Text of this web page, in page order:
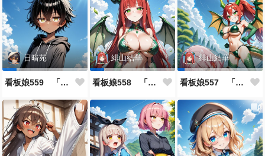
日暗苑
看板娘559 「日暗苑のよもやま話」
緋山結華
看板娘558 「緋山結華」キャラクター紹介
緋山結華
看板娘557 「其々の再会」